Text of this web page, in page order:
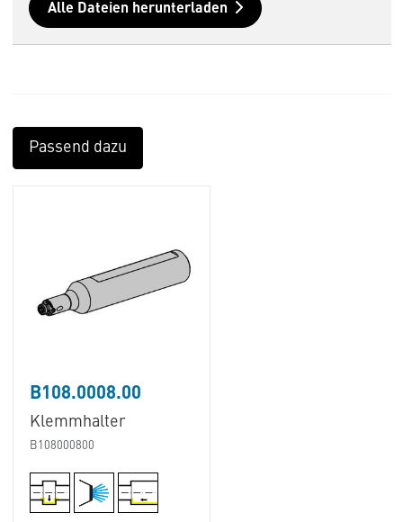
Alle Dateien herunterladen
Passend dazu
B108.0008.00
Klemmhalter
B108000800